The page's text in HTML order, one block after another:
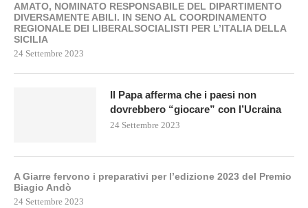
AMATO, NOMINATO RESPONSABILE DEL DIPARTIMENTO
DIVERSAMENTE ABILI. IN SENO AL COORDINAMENTO
REGIONALE DEI LIBERALSOCIALISTI PER L’ITALIA DELLA
SICILIA
24 Settembre 2023
Il Papa afferma che i paesi non
dovrebbero “giocare” con l’Ucraina
24 Settembre 2023
A Giarre fervono i preparativi per l’edizione 2023 del Premio
Biagio Andò
24 Settembre 2023